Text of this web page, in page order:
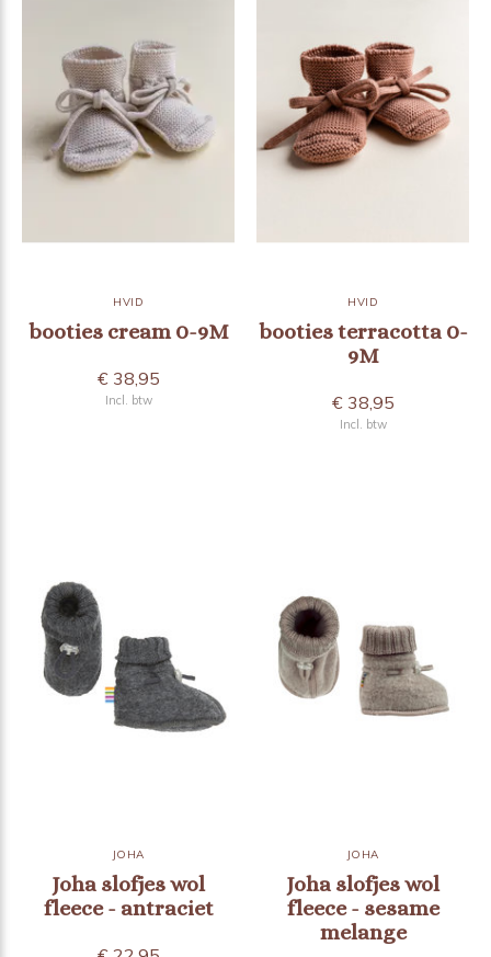
HVID
booties cream 0-9M
€ 38,95
Incl. btw
HVID
booties terracotta 0-
9M
€ 38,95
Incl. btw
JOHA
Joha slofjes wol
fleece - antraciet
JOHA
Joha slofjes wol
fleece - sesame
melange